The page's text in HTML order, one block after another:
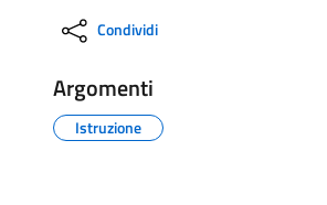
Condividi
Argomenti
Istruzione